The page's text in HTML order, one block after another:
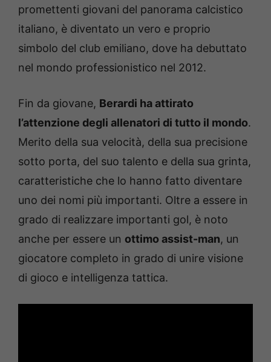
promettenti giovani del panorama calcistico
italiano, è diventato un vero e proprio
simbolo del club emiliano, dove ha debuttato
nel mondo professionistico nel 2012.
Fin da giovane, Berardi ha attirato
l’attenzione degli allenatori di tutto il mondo.
Merito della sua velocità, della sua precisione
sotto porta, del suo talento e della sua grinta,
caratteristiche che lo hanno fatto diventare
uno dei nomi più importanti. Oltre a essere in
grado di realizzare importanti gol, è noto
anche per essere un ottimo assist-man, un
giocatore completo in grado di unire visione
di gioco e intelligenza tattica.